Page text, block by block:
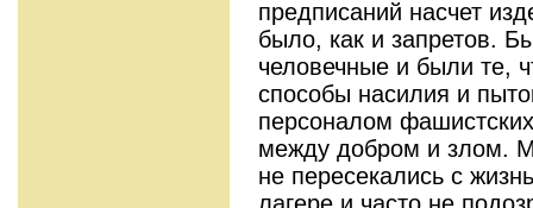
предписаний насчет
было, как и запретов.
человечные и были те,
способы насилия и
персоналом
между добром и злом.
не пересекались с